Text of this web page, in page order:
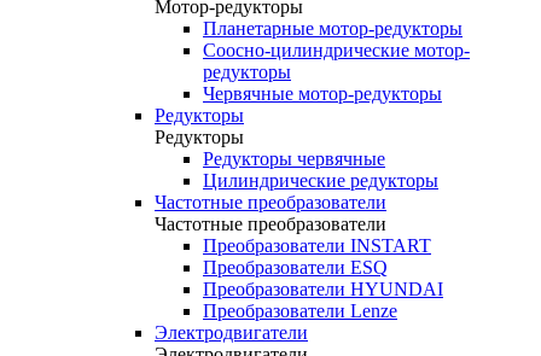
Мотор-редукторы
Планетарные мотор-редукторы
Соосно-цилиндрические мотор-
редукторы
Червячные мотор-редукторы
Редукторы
Редукторы
Редукторы червячные
Цилиндрические редукторы
Частотные преобразователи
Частотные преобразователи
Преобразователи INSTART
Преобразователи ESQ
Преобразователи HYUNDAI
Преобразователи Lenze
Электродвигатели